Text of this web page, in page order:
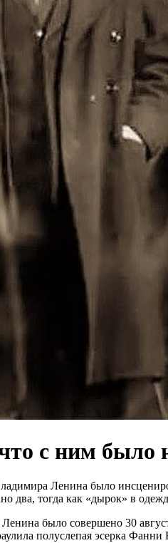
с ним было
Ленина было
два, тогда как «дырок» в
было совершено 30
полуслепая эсерка